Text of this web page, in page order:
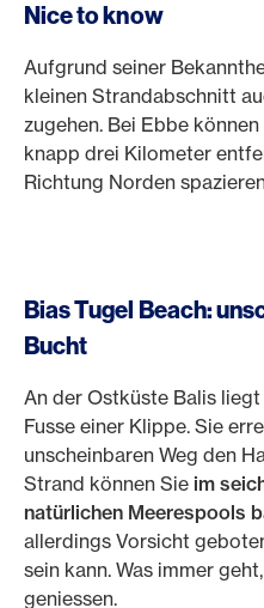
Nice to know
Aufgrund seiner
kleinen Strandabschnitt
zugehen. Bei Ebbe
knapp drei Kilometer
Richtung Norden
Bias Tugel Beach:
Bucht
An der Ostküste Balis
Fusse einer Klippe. Sie
unscheinbaren Weg den
Strand können Sie im
natürlichen Meerespools
allerdings Vorsicht
sein kann. Was immer
geniessen.